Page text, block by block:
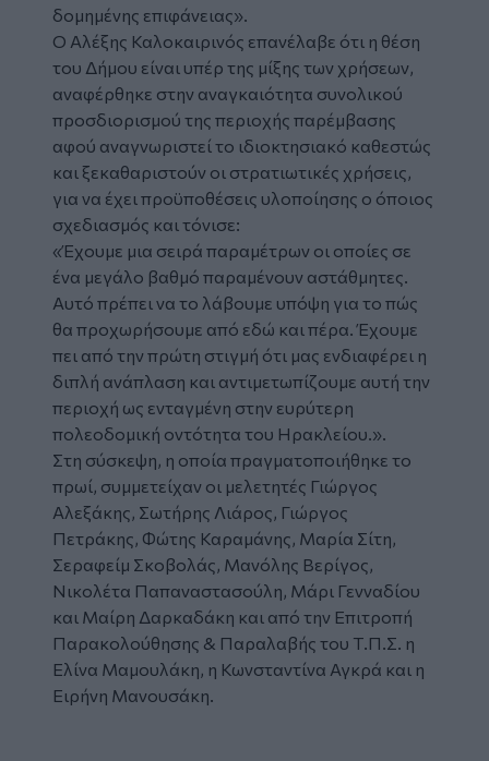
δομημένης επιφάνειας».
Ο Αλέξης Καλοκαιρινός επανέλαβε ότι η θέση
του Δήμου είναι υπέρ της μίξης των χρήσεων,
αναφέρθηκε στην αναγκαιότητα συνολικού
προσδιορισμού της περιοχής παρέμβασης
αφού αναγνωριστεί το ιδιοκτησιακό καθεστώς
και ξεκαθαριστούν οι στρατιωτικές χρήσεις,
για να έχει προϋποθέσεις υλοποίησης ο όποιος
σχεδιασμός και τόνισε:
«Έχουμε μια σειρά παραμέτρων οι οποίες σε
ένα μεγάλο βαθμό παραμένουν αστάθμητες.
Αυτό πρέπει να το λάβουμε υπόψη για το πώς
θα προχωρήσουμε από εδώ και πέρα. Έχουμε
πει από την πρώτη στιγμή ότι μας ενδιαφέρει η
διπλή ανάπλαση και αντιμετωπίζουμε αυτή την
περιοχή ως ενταγμένη στην ευρύτερη
πολεοδομική οντότητα του Ηρακλείου.».
Στη σύσκεψη, η οποία πραγματοποιήθηκε το
πρωί, συμμετείχαν οι μελετητές Γιώργος
Αλεξάκης, Σωτήρης Λιάρος, Γιώργος
Πετράκης, Φώτης Καραμάνης, Μαρία Σίτη,
Σεραφείμ Σκοβολάς, Μανόλης Βερίγος,
Νικολέτα Παπαναστασούλη, Μάρι Γενναδίου
και Μαίρη Δαρκαδάκη και από την Επιτροπή
Παρακολούθησης & Παραλαβής του Τ.Π.Σ. η
Ελίνα Μαμουλάκη, η Κωνσταντίνα Αγκρά και η
Ειρήνη Μανουσάκη.